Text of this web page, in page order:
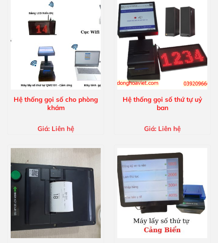
Hệ thống gọi số cho phòng
khám
Giá: Liên hệ
Hệ thống gọi số thứ tự uỷ
ban
Giá: Liên hệ